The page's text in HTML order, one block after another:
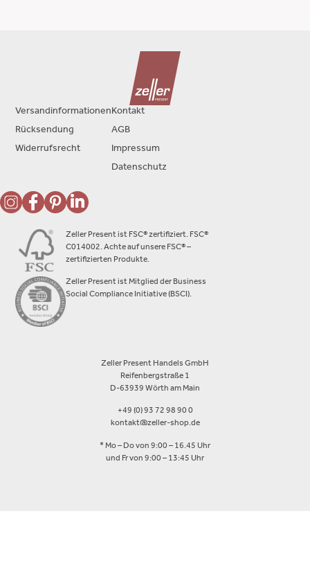
Zeller Present ist FSC® zertifiziert. FSC®
C014002. Achte auf unsere FSC® –
zertifizierten Produkte.
Zeller Present ist Mitglied der Business
Social Compliance Initiative (BSCI).
Zeller Present Handels GmbH
Reifenbergstraße 1
D-63939 Wörth am Main
+49 (0) 93 72 98 90 0
kontakt@zeller-shop.de
* Mo – Do von 9:00 – 16.45 Uhr
und Fr von 9:00 – 13:45 Uhr
Versandinformationen
Rücksendung
Widerrufsrecht
Kontakt
AGB
Impressum
Datenschutz